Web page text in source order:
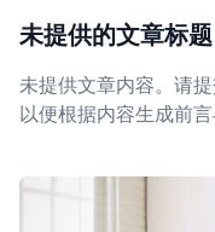
未提供的文章标题
未提供文章内容。请
以便根据内容生成前言